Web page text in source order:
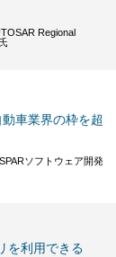
Regional
車業界の枠を超
ソフトウェア開発
を利用できる